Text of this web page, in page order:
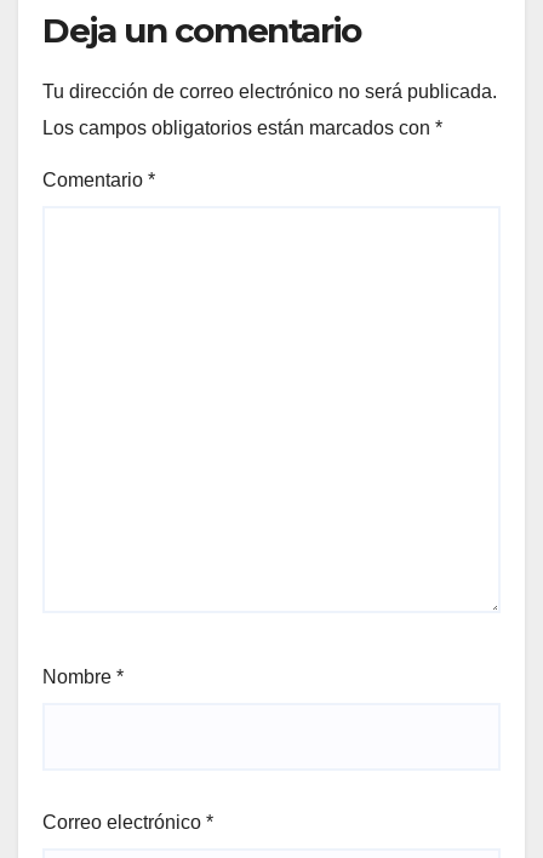
Deja un comentario
Tu dirección de correo electrónico no será publicada.
Los campos obligatorios están marcados con *
Comentario *
Nombre *
Correo electrónico *